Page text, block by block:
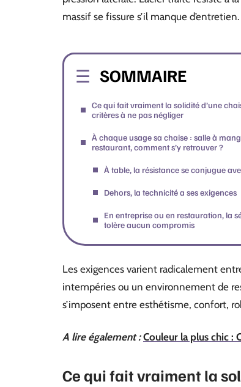
massif se fissure s’il manque d’entretien.
SOMMAIRE
Ce qui fait vraiment la solidité d’une
critères à ne pas négliger
À chaque usage sa chaise : salle à
restaurant, comment s’y retrouver ?
À table, la résistance se conjugue
Dehors, la technicité a ses exigences
En entreprise ou en restauration, la
tolère aucun compromis
Les exigences varient radicalement
intempéries ou un environnement de
s’imposent entre esthétisme, confort,
A lire également : Couleur la plus chic :
Ce qui fait vraiment la